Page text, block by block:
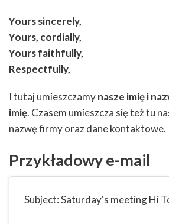
Yours sincerely,
Yours, cordially,
Yours faithfully,
Respectfully,
I tutaj umieszczamynasze imię i
imię. Czasem umieszcza się też tu
nazwę firmy oraz dane kontaktowe.
Przykładowy e-mail
Subject: Saturday's meeting Hi